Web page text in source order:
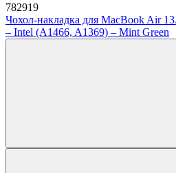
782919
Чохол-накладка для MacBook Air
– Intel (A1466, A1369) – Mint Green